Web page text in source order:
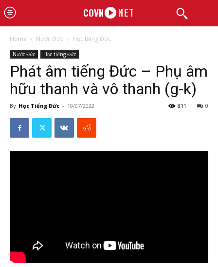
COVN NET
Home Nước Đức Học tiếng Đức
Nước Đức Học tiếng Đức
Phát âm tiếng Đức – Phụ âm
hữu thanh và vô thanh (g-k)
By Học Tiếng Đức - 10/07/2022 0
811